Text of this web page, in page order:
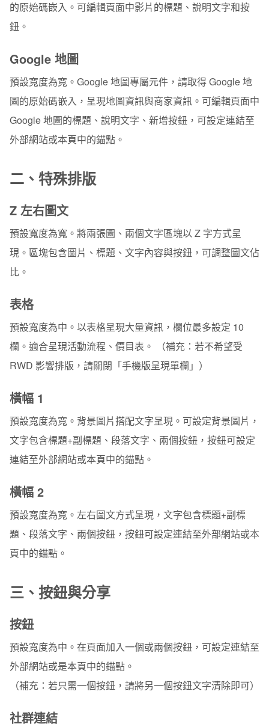
的原始碼嵌入。可編輯頁面中影片的標題、說明文字和按
鈕。
Google 地圖
預設寬度為寬。Google 地圖專屬元件，請取得 Google 地
圖的原始碼嵌入，呈現地圖資訊與商家資訊。可編輯頁面中
Google 地圖的標題、說明文字、新增按鈕，可設定連結至
外部網站或本頁中的錨點。
二、特殊排版
Z 左右圖文
預設寬度為寬。將兩張圖、兩個文字區塊以 Z 字方式呈
現。區塊包含圖片、標題、文字內容與按鈕，可調整圖文佔
比。
表格
預設寬度為中。以表格呈現大量資訊，欄位最多設定 10
欄。適合呈現活動流程、價目表。 （補充：若不希望受
RWD 影響排版，請關閉「手機版呈現單欄」）
橫幅 1
預設寬度為寬。背景圖片搭配文字呈現。可設定背景圖片，
文字包含標題+副標題、段落文字、兩個按鈕，按鈕可設定
連結至外部網站或本頁中的錨點。
橫幅 2
預設寬度為寬。左右圖文方式呈現，文字包含標題+副標
題、段落文字、兩個按鈕，按鈕可設定連結至外部網站或本
頁中的錨點。
三、按鈕與分享
按鈕
預設寬度為中。在頁面加入一個或兩個按鈕，可設定連結至
外部網站或是本頁中的錨點。
（補充：若只需一個按鈕，請將另一個按鈕文字清除即可）
社群連結